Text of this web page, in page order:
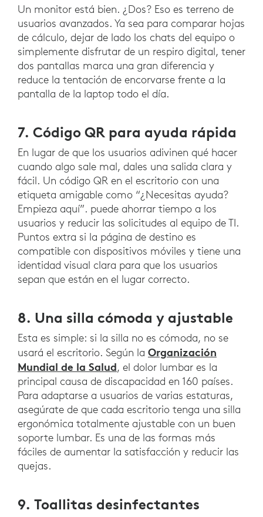
Un monitor está bien. ¿Dos? Eso es terreno de
usuarios avanzados. Ya sea para comparar hojas
de cálculo, dejar de lado los chats del equipo o
simplemente disfrutar de un respiro digital, tener
dos pantallas marca una gran diferencia y
reduce la tentación de encorvarse frente a la
pantalla de la laptop todo el día.
7. Código QR para ayuda rápida
En lugar de que los usuarios adivinen qué hacer
cuando algo sale mal, dales una salida clara y
fácil. Un código QR en el escritorio con una
etiqueta amigable como “¿Necesitas ayuda?
Empieza aquí”. puede ahorrar tiempo a los
usuarios y reducir las solicitudes al equipo de TI.
Puntos extra si la página de destino es
compatible con dispositivos móviles y tiene una
identidad visual clara para que los usuarios
sepan que están en el lugar correcto.
8. Una silla cómoda y ajustable
Esta es simple: si la silla no es cómoda, no se
usará el escritorio. Según la Organización
Mundial de la Salud, el dolor lumbar es la
principal causa de discapacidad en 160 países.
Para adaptarse a usuarios de varias estaturas,
asegúrate de que cada escritorio tenga una silla
ergonómica totalmente ajustable con un buen
soporte lumbar. Es una de las formas más
fáciles de aumentar la satisfacción y reducir las
quejas.
9. Toallitas desinfectantes